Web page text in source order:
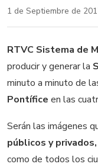
1 de Septiembre de
RTVC Sistema de
producir y generar la
minuto a minuto de
Pontífice en las
Serán las imágenes
públicos y
como de todos los